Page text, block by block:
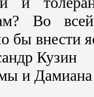
Во
бы внести
Кузин
и